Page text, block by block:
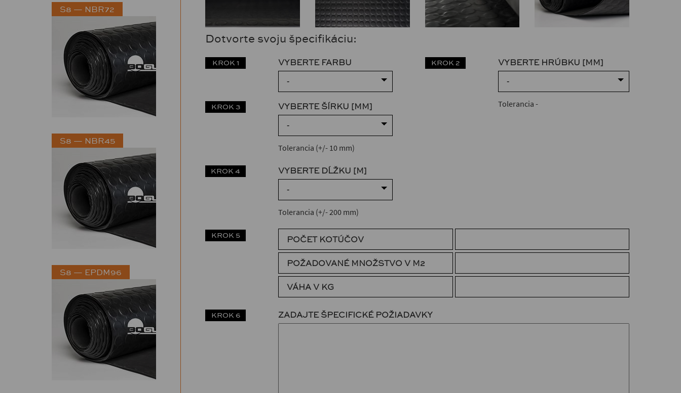
S8 — NBR72
S8 — NBR45
S8 — EPDM96
Dotvorte svoju špecifikáciu:
KROK 1 VYBERTE FARBU
-
KROK 3 VYBERTE ŠÍRKU [MM]
-
Tolerancia (+/- 10 mm)
KROK 2 VYBERTE HRÚBKU [MM]
-
Tolerancia -
KROK 4 VYBERTE DĹŽKU [M]
-
Tolerancia (+/- 200 mm)
KROK 5 POČET KOTÚČOV
POŽADOVANÉ MNOŽSTVO V M2
VÁHA V KG
KROK 6 ZADAJTE ŠPECIFICKÉ POŽIADAVKY